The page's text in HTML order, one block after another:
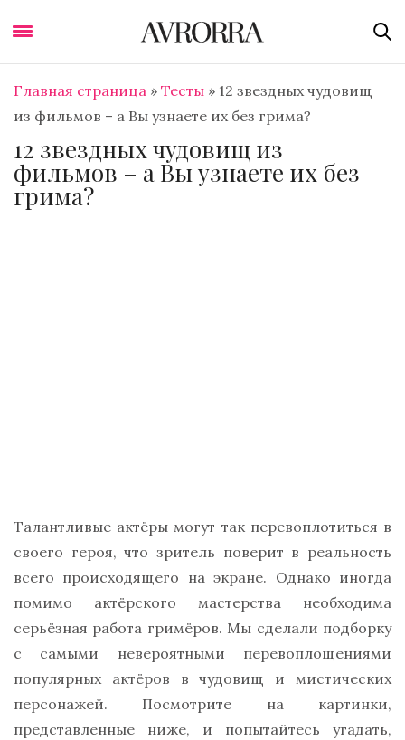
Главная страница » Тесты » 12 звездных чудовищ
из фильмов – а Вы узнаете их без грима?
12 звездных чудовищ из
фильмов – а Вы узнаете их без
грима?
Талантливые актёры могут так перевоплотиться в
своего героя, что зритель поверит в реальность
всего происходящего на экране. Однако иногда
помимо актёрского мастерства необходима
серьёзная работа гримёров. Мы сделали подборку
с самыми невероятными перевоплощениями
популярных актёров в чудовищ и мистических
персонажей. Посмотрите на картинки,
представленные ниже, и попытайтесь угадать,